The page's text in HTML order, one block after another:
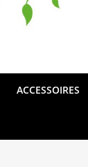
ACCESSOIRES